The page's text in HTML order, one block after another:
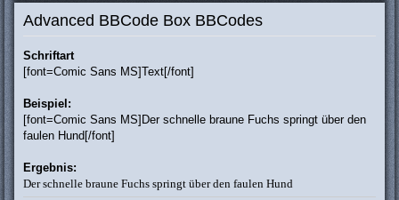
Advanced BBCode Box BBCodes
Schriftart
[font=Comic Sans MS]Text[/font]
Beispiel:
[font=Comic Sans MS]Der schnelle braune Fuchs springt über den
faulen Hund[/font]
Ergebnis:
Der schnelle braune Fuchs springt über den faulen Hund